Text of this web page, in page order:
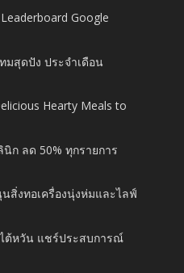
Google
มสุดปัง ประจำเดือน
Hearty Meals to
ก ลด 50% ทุกรายการ
สิ่งทอเครื่องนุ่งห่มและไลฟ์
ต้หวัน แชร์ประสบการณ์